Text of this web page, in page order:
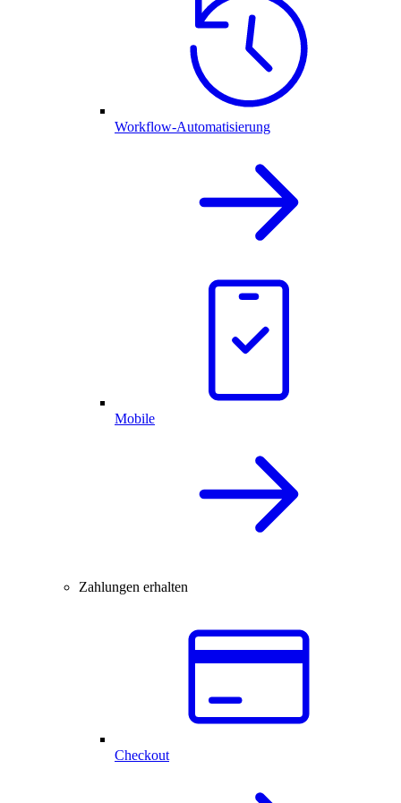
Workflow-Automatisierung
Mobile
Zahlungen erhalten
Checkout